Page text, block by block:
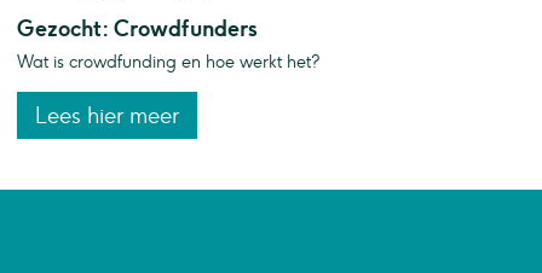
Gezocht: Crowdfunders
Wat is crowdfunding en hoe werkt het?
Lees hier meer